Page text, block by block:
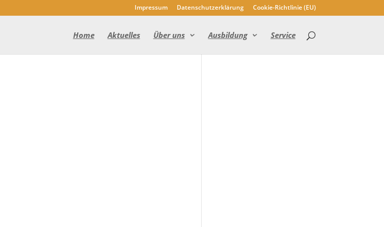
Impressum Datenschutzerklärung Cookie-Richtlinie (EU)
Home Aktuelles Über uns Ausbildung Service